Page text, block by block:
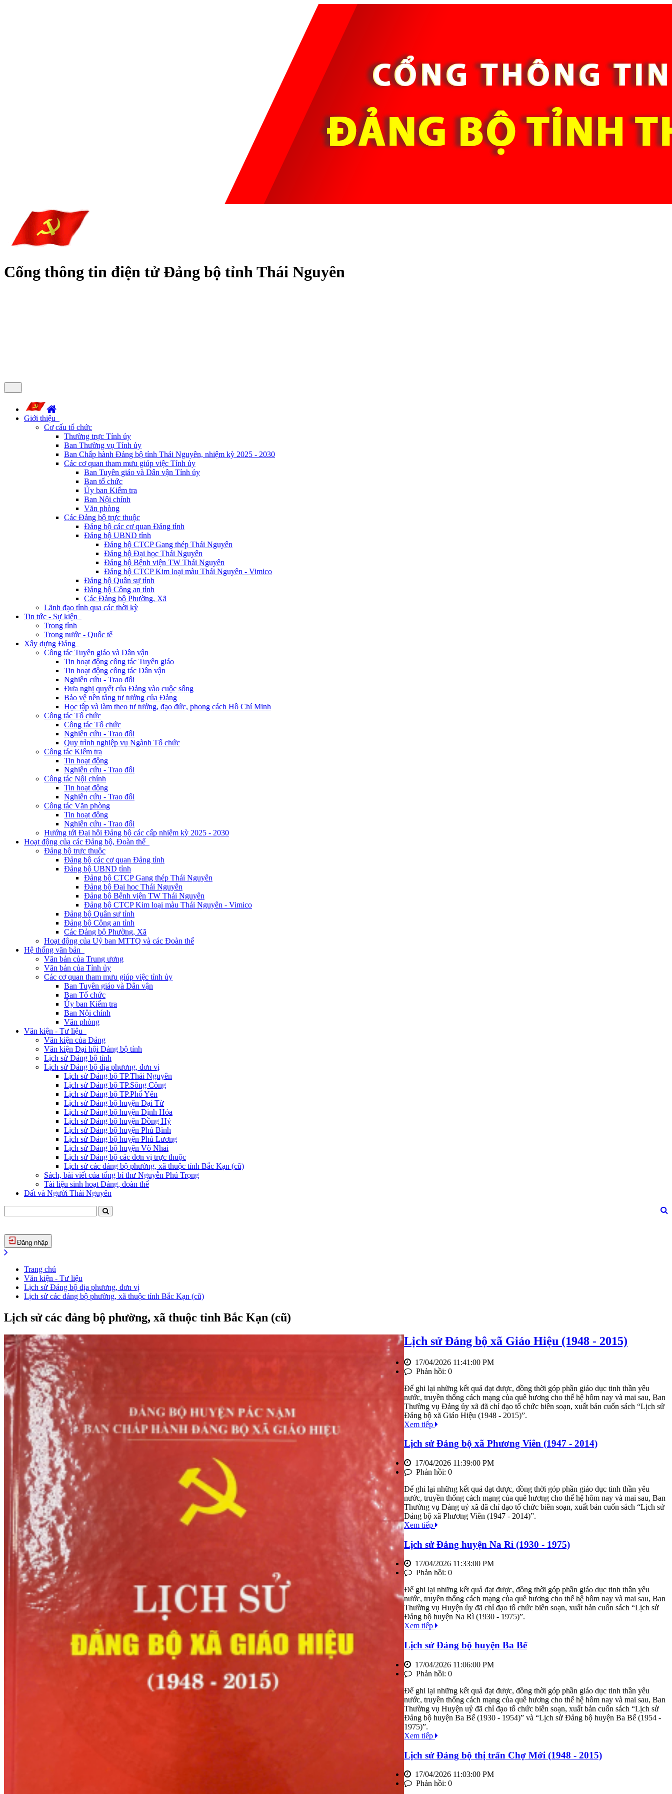
Cổng thông tin điện tử Đảng bộ tỉnh Thái Nguyên
Giới thiệu
Cơ cấu tổ chức
Thường trực Tỉnh ủy
Ban Thường vụ Tỉnh ủy
Ban Chấp hành Đảng bộ tỉnh Thái Nguyên, nhiệm kỳ 2025 - 2030
Các cơ quan tham mưu giúp việc Tỉnh ủy
Ban Tuyên giáo và Dân vận Tỉnh ủy
Ban tổ chức
Ủy ban Kiểm tra
Ban Nội chính
Văn phòng
Các Đảng bộ trực thuộc
Đảng bộ các cơ quan Đảng tỉnh
Đảng bộ UBND tỉnh
Đảng bộ CTCP Gang thép Thái Nguyên
Đảng bộ Đại học Thái Nguyên
Đảng bộ Bệnh viện TW Thái Nguyên
Đảng bộ CTCP Kim loại màu Thái Nguyên - Vimico
Đảng bộ Quân sự tỉnh
Đảng bộ Công an tỉnh
Các Đảng bộ Phường, Xã
Lãnh đạo tỉnh qua các thời kỳ
Tin tức - Sự kiện
Trong tỉnh
Trong nước - Quốc tế
Xây dựng Đảng
Công tác Tuyên giáo và Dân vận
Tin hoạt động công tác Tuyên giáo
Tin hoạt động công tác Dân vận
Nghiên cứu - Trao đổi
Đưa nghị quyết của Đảng vào cuộc sống
Bảo vệ nền tảng tư tưởng của Đảng
Học tập và làm theo tư tưởng, đạo đức, phong cách Hồ Chí Minh
Công tác Tổ chức
Công tác Tổ chức
Nghiên cứu - Trao đổi
Quy trình nghiệp vụ Ngành Tổ chức
Công tác Kiểm tra
Tin hoạt động
Nghiên cứu - Trao đổi
Công tác Nội chính
Tin hoạt động
Nghiên cứu - Trao đổi
Công tác Văn phòng
Tin hoạt động
Nghiên cứu - Trao đổi
Hướng tới Đại hội Đảng bộ các cấp nhiệm kỳ 2025 - 2030
Hoạt động của các Đảng bộ, Đoàn thể
Đảng bộ trực thuộc
Đảng bộ các cơ quan Đảng tỉnh
Đảng bộ UBND tỉnh
Đảng bộ CTCP Gang thép Thái Nguyên
Đảng bộ Đại học Thái Nguyên
Đảng bộ Bệnh viện TW Thái Nguyên
Đảng bộ CTCP Kim loại màu Thái Nguyên - Vimico
Đảng bộ Quân sự tỉnh
Đảng bộ Công an tỉnh
Các Đảng bộ Phường, Xã
Hoạt động của Uỷ ban MTTQ và các Đoàn thể
Hệ thống văn bản
Văn bản của Trung ương
Văn bản của Tỉnh ủy
Các cơ quan tham mưu giúp việc tỉnh ủy
Ban Tuyên giáo và Dân vận
Ban Tổ chức
Ủy ban Kiểm tra
Ban Nội chính
Văn phòng
Văn kiện - Tư liệu
Văn kiện của Đảng
Văn kiện Đại hội Đảng bộ tỉnh
Lịch sử Đảng bộ tỉnh
Lịch sử Đảng bộ địa phương, đơn vị
Lịch sử Đảng bộ TP.Thái Nguyên
Lịch sử Đảng bộ TP.Sông Công
Lịch sử Đảng bộ TP.Phổ Yên
Lịch sử Đảng bộ huyện Đại Từ
Lịch sử Đảng bộ huyện Định Hóa
Lịch sử Đảng bộ huyện Đồng Hỷ
Lịch sử Đảng bộ huyện Phú Bình
Lịch sử Đảng bộ huyện Phú Lương
Lịch sử Đảng bộ huyện Võ Nhai
Lịch sử Đảng bộ các đơn vị trực thuộc
Lịch sử các đảng bộ phường, xã thuộc tỉnh Bắc Kạn (cũ)
Sách, bài viết của tổng bí thư Nguyễn Phú Trọng
Tài liệu sinh hoạt Đảng, đoàn thể
Đất và Người Thái Nguyên
Đăng nhập
Trang chủ
Văn kiện - Tư liệu
Lịch sử Đảng bộ địa phương, đơn vị
Lịch sử các đảng bộ phường, xã thuộc tỉnh Bắc Kạn (cũ)
Lịch sử các đảng bộ phường, xã thuộc tỉnh Bắc Kạn (cũ)
Lịch sử Đảng bộ xã Giáo Hiệu (1948 - 2015)
17/04/2026 11:41:00 PM
Phản hồi: 0
Để ghi lại những kết quả đạt được, đồng thời góp phần giáo dục tinh thần yêu
nước, truyền thống cách mạng của quê hương cho thế hệ hôm nay và mai sau, Ban
Thường vụ Đảng ủy xã đã chỉ đạo tổ chức biên soạn, xuất bản cuốn sách “Lịch sử
Đảng bộ xã Giáo Hiệu (1948 - 2015)”.
Xem tiếp
Lịch sử Đảng bộ xã Phương Viên (1947 - 2014)
17/04/2026 11:39:00 PM
Phản hồi: 0
Để ghi lại những kết quả đạt được, đồng thời góp phần giáo dục tinh thần yêu
nước, truyền thống cách mạng của quê hương cho thế hệ hôm nay và mai sau, Ban
Thường vụ Đảng uỷ xã đã chỉ đạo tổ chức biên soạn, xuất bản cuốn sách “Lịch sử
Đảng bộ xã Phương Viên (1947 - 2014)”.
Xem tiếp
Lịch sử Đảng huyện Na Rì (1930 - 1975)
17/04/2026 11:33:00 PM
Phản hồi: 0
Để ghi lại những kết quả đạt được, đồng thời góp phần giáo dục tinh thần yêu
nước, truyền thống cách mạng của quê hương cho thế hệ hôm nay và mai sau, Ban
Thường vụ Huyện ủy đã chỉ đạo tổ chức biên soạn, xuất bản cuốn sách “Lịch sử
Đảng bộ huyện Na Rì (1930 - 1975)”.
Xem tiếp
Lịch sử Đảng bộ huyện Ba Bể
17/04/2026 11:06:00 PM
Phản hồi: 0
Để ghi lại những kết quả đạt được, đồng thời góp phần giáo dục tinh thần yêu
nước, truyền thống cách mạng của quê hương cho thế hệ hôm nay và mai sau, Ban
Thường vụ Huyện uỷ đã chỉ đạo tổ chức biên soạn, xuất bản cuốn sách “Lịch sử
Đảng bộ huyện Ba Bể (1930 - 1954)” và “Lịch sử Đảng bộ huyện Ba Bể (1954 -
1975)”.
Xem tiếp
Lịch sử Đảng bộ thị trấn Chợ Mới (1948 - 2015)
17/04/2026 11:03:00 PM
Phản hồi: 0